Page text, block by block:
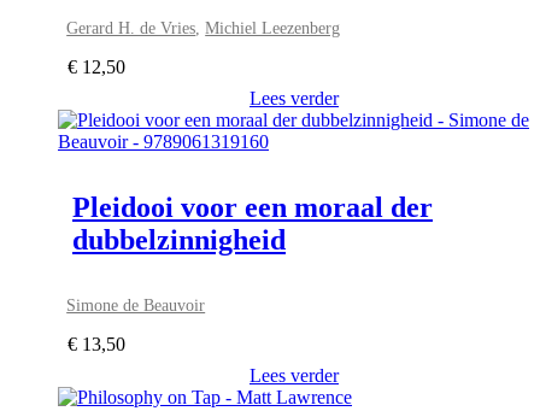
Gerard H. de Vries ,Michiel Leezenberg
€ 12,50
Lees verder
Pleidooi voor een moraal der
dubbelzinnigheid
Simone de Beauvoir
€ 13,50
Lees verder